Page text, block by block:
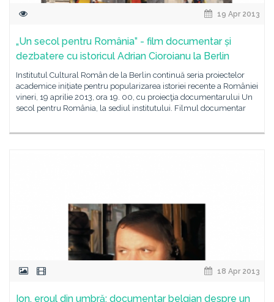
19 Apr 2013
„Un secol pentru România” - film documentar și
dezbatere cu istoricul Adrian Cioroianu la Berlin
Institutul Cultural Român de la Berlin continuă seria proiectelor
academice inițiate pentru popularizarea istoriei recente a României
vineri, 19 aprilie 2013, ora 19. 00, cu proiecţia documentarului Un
secol pentru România, la sediul institutului. Filmul documentar
18 Apr 2013
Ion, eroul din umbră: documentar belgian despre un